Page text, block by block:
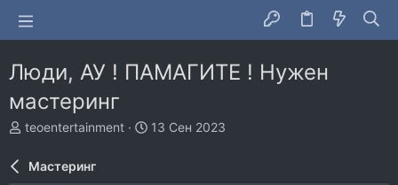
Люди, АУ ! ПАМАГИТЕ ! Нужен
мастеринг
А
т
teoentertainment
Д
13 Сен 2023
Мастеринг